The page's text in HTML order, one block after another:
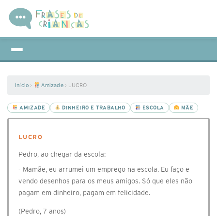
Início › Amizade › LUCRO
AMIZADE DINHEIRO E TRABALHO ESCOLA MÃE
LUCRO
Pedro, ao chegar da escola:
- Mamãe, eu arrumei um emprego na escola. Eu faço e
vendo desenhos para os meus amigos. Só que eles não
pagam em dinheiro, pagam em felicidade.
(Pedro, 7 anos)